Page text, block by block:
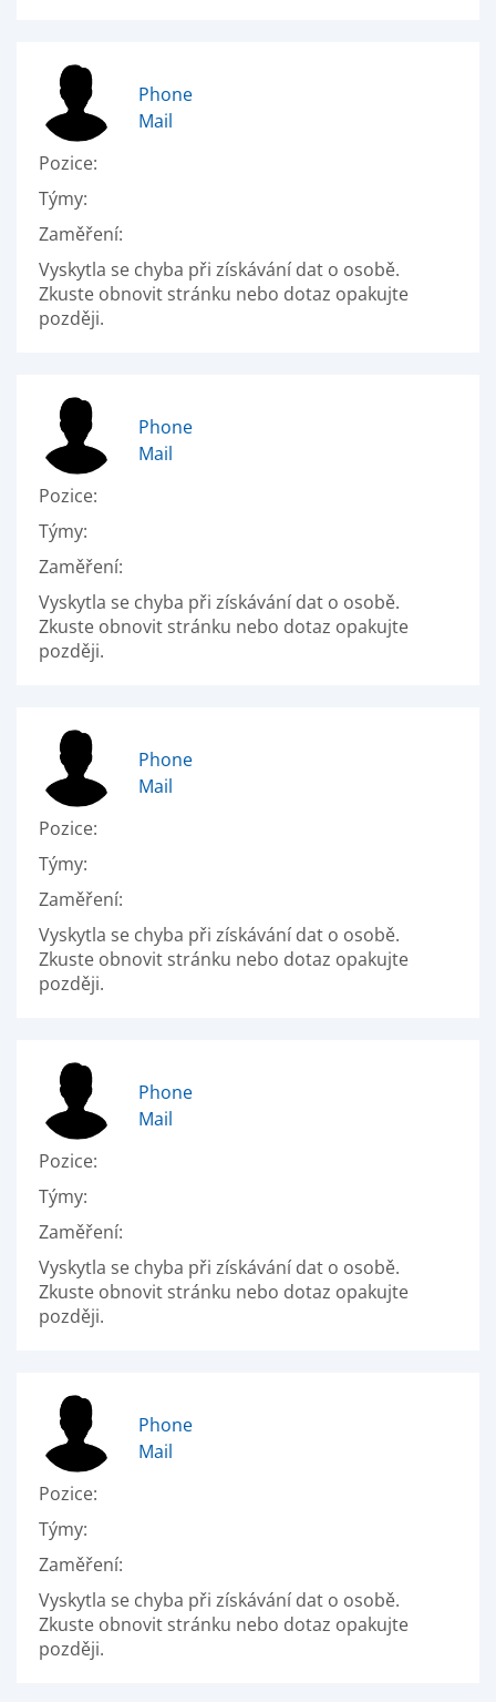
Phone
Mail
Pozice:
Týmy:
Zaměření:
Vyskytla se chyba při získávání dat o osobě.
Zkuste obnovit stránku nebo dotaz opakujte
později.
Phone
Mail
Pozice:
Týmy:
Zaměření:
Vyskytla se chyba při získávání dat o osobě.
Zkuste obnovit stránku nebo dotaz opakujte
později.
Phone
Mail
Pozice:
Týmy:
Zaměření:
Vyskytla se chyba při získávání dat o osobě.
Zkuste obnovit stránku nebo dotaz opakujte
později.
Phone
Mail
Pozice:
Týmy:
Zaměření:
Vyskytla se chyba při získávání dat o osobě.
Zkuste obnovit stránku nebo dotaz opakujte
později.
Phone
Mail
Pozice:
Týmy:
Zaměření:
Vyskytla se chyba při získávání dat o osobě.
Zkuste obnovit stránku nebo dotaz opakujte
později.